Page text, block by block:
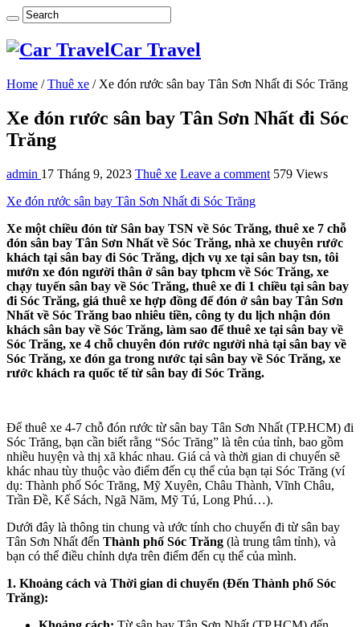
Car Travel
Home / Thuê xe / Xe đón rước sân bay Tân Sơn Nhất đi Sóc Trăng
Xe đón rước sân bay Tân Sơn Nhất đi Sóc
Trăng
admin 17 Tháng 9, 2023 Thuê xe Leave a comment 579 Views
Xe đón rước sân bay Tân Sơn Nhất đi Sóc Trăng
Xe một chiều đón từ Sân bay TSN về Sóc Trăng, thuê xe 7 chỗ
đón sân bay Tân Sơn Nhất về Sóc Trăng, nhà xe chuyên rước
khách tại sân bay đi Sóc Trăng, dịch vụ xe tại sân bay tsn, tôi
mướn xe đón người thân ở sân bay tphcm về Sóc Trăng, xe
chạy tuyến sân bay về Sóc Trăng, thuê xe đi 1 chiều tại sân bay
đi Sóc Trăng, giá thuê xe hợp đồng để đón ở sân bay Tân Sơn
Nhất về Sóc Trăng bao nhiêu tiền, công ty du lịch nhận đón
khách sân bay về Sóc Trăng, làm sao để thuê xe tại sân bay về
Sóc Trăng, xe 4 chỗ chuyên đón rước người nhà tại sân bay về
Sóc Trăng, xe đón ga trong nước tại sân bay về Sóc Trăng, xe
rước khách ra quốc tế từ sân bay đi Sóc Trăng.
Để thuê xe 4-7 chỗ đón rước từ sân bay Tân Sơn Nhất (TP.HCM) đi
Sóc Trăng, bạn cần biết rằng “Sóc Trăng” là tên của tỉnh, bao gồm
nhiều huyện và thị xã khác nhau. Giá cả và thời gian di chuyển sẽ
khác nhau tùy thuộc vào điểm đến cụ thể của bạn tại Sóc Trăng (ví
dụ: Thành phố Sóc Trăng, Mỹ Xuyên, Châu Thành, Vĩnh Châu,
Trần Đề, Kế Sách, Ngã Năm, Mỹ Tú, Long Phú…).
Dưới đây là thông tin chung và ước tính cho chuyến đi từ sân bay
Tân Sơn Nhất đến Thành phố Sóc Trăng (là trung tâm tỉnh), và
bạn có thể điều chỉnh dựa trên điểm đến cụ thể của mình.
1. Khoảng cách và Thời gian di chuyển (Đến Thành phố Sóc
Trăng):